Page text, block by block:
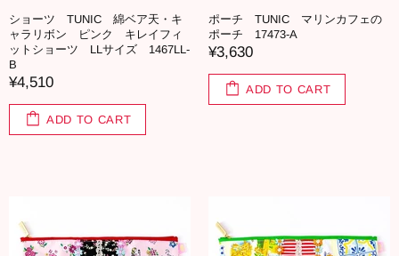
ショーツ TUNIC 綿ベア天・キ
ャラリボン ピンク キレイフィ
ットショーツ LLサイズ 1467LL-
B
¥4,510
ADD TO CART
ポーチ TUNIC マリンカフェの
ポーチ 17473-A
¥3,630
ADD TO CART